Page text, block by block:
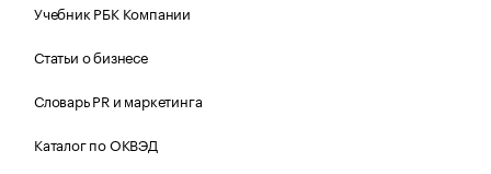
Учебник РБК Компании
Статьи о бизнесе
Словарь PR и маркетинга
Каталог по ОКВЭД